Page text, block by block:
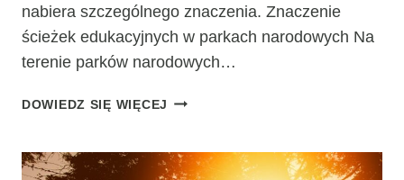
nabiera szczególnego znaczenia. Znaczenie
ścieżek edukacyjnych w parkach narodowych Na
terenie parków narodowych…
DOWIEDZ SIĘ WIĘCEJ ŚCIEŻKI
POLSKICH